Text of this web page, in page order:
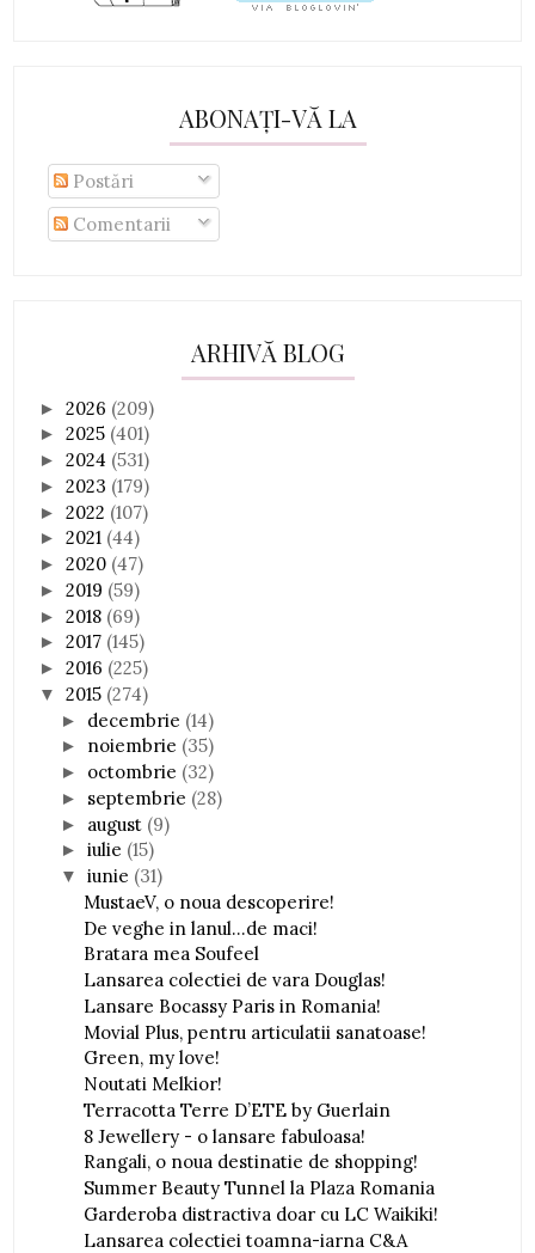
ABONAȚI-VĂ LA
Postări
Comentarii
ARHIVĂ BLOG
►2026 (209)
►2025 (401)
►2024 (531)
►2023 (179)
►2022 (107)
►2021 (44)
►2020 (47)
►2019 (59)
►2018 (69)
►2017 (145)
►2016 (225)
▼2015 (274)
► decembrie (14)
► noiembrie (35)
► octombrie (32)
► septembrie (28)
► august (9)
►iulie (15)
▼iunie (31)
MustaeV, o noua descoperire!
De veghe in lanul...de maci!
Bratara mea Soufeel
Lansarea colectiei de vara Douglas!
Lansare Bocassy Paris in Romania!
Movial Plus, pentru articulatii sanatoase!
Green, my love!
Noutati Melkior!
Terracotta Terre D’ETE by Guerlain
8 Jewellery - o lansare fabuloasa!
Rangali, o noua destinatie de shopping!
Summer Beauty Tunnel la Plaza Romania
Garderoba distractiva doar cu LC Waikiki!
Lansarea colectiei toamna-iarna C&A